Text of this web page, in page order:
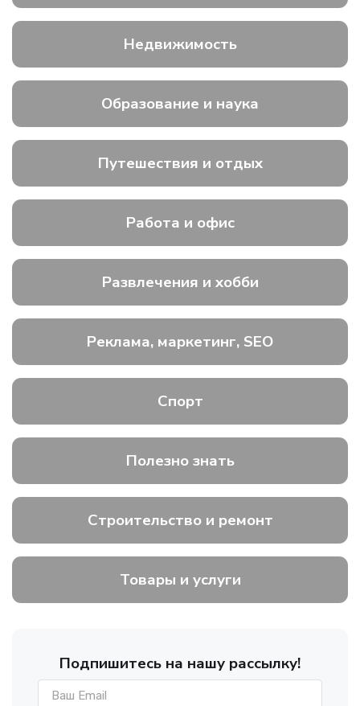
Недвижимость
Образование и наука
Путешествия и отдых
Работа и офис
Развлечения и хобби
Реклама, маркетинг, SEO
Спорт
Полезно знать
Строительство и ремонт
Товары и услуги
Подпишитесь на нашу рассылку!